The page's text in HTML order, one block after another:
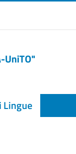
UniTO"
Lingue